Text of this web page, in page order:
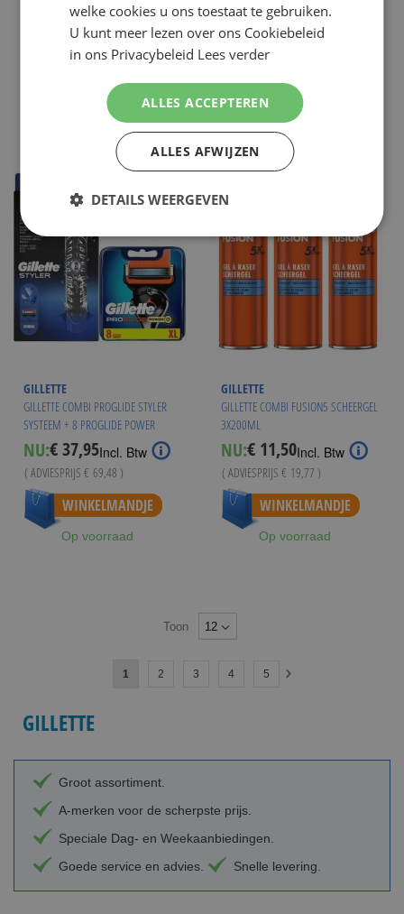
€ 8,99Incl. Btw
( ADVIESPRIJS € 14,99)
WINKELMANDJE
Op voorraad
NU: Special
Price
€ 33,49Incl. Btw
( ADVIESPRIJS€ 61,50)
WINKELMANDJE
Op voorraad
GILLETTE
GILLETTE COMBI PROGLIDE STYLER
SYSTEEM + 8 PROGLIDE POWER
MESJES
NU:Special
Price
€ 37,95Incl. Btw
( ADVIESPRIJS € 69,48 )
WINKELMANDJE
Op voorraad
GILLETTE
GILLETTE COMBI FUSION5 SCHEERGEL
3X200ML
NU:Special
Price
€ 11,50Incl. Btw
( ADVIESPRIJS € 19,77 )
WINKELMANDJE
Op voorraad
Toon
U1 Pagina
2 Pagina
3 Pagina
4 Pagina
5
GILLETTE
Groot assortiment.
A-merken voor de scherpste prijs.
Speciale Dag- en Weekaanbiedingen.
Goede service en advies.
Snelle levering.
welke cookies u ons toestaat te gebruiken.
U kunt meer lezen over ons Cookiebeleid
in ons Privacybeleid Lees verder
ALLES ACCEPTEREN
ALLES AFWIJZEN
DETAILS WEERGEVEN